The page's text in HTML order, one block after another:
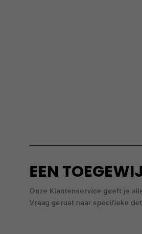
EEN
Onze Klantenservice geeft je
Vraag gerust naar specifieke